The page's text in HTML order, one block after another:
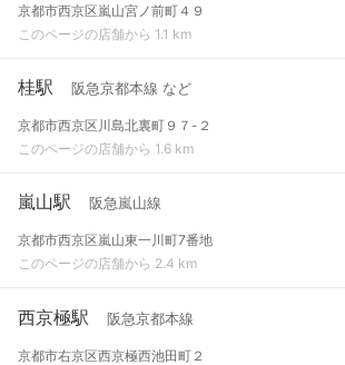
京都市西京区嵐山宮ノ前町４９
このページの店舗から 1.1 km
桂駅 阪急京都本線 など
京都市西京区川島北裏町９７-２
このページの店舗から 1.6 km
嵐山駅 阪急嵐山線
京都市西京区嵐山東一川町7番地
このページの店舗から 2.4 km
西京極駅 阪急京都本線
京都市右京区西京極西池田町２